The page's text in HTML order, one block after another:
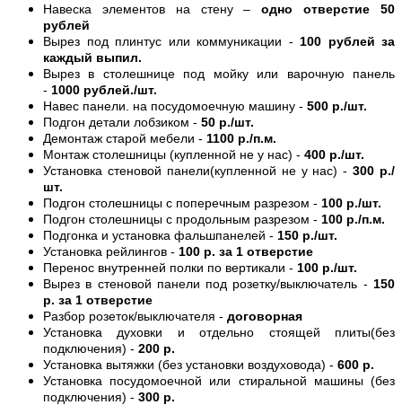
Навеска элементов на стену –одно отверстие 50
рублей
Вырез под плинтус или коммуникации - 100 рублей за
каждый выпил.
Вырез в столешнице под мойку или варочную панель
- 1000 рублей./шт.
Навес панели. на посудомоечную машину - 500 р./шт.
Подгон детали лобзиком - 50 р./шт.
Демонтаж старой мебели - 1100 р./п.м.
Монтаж столешницы (купленной не у нас) - 400 р./шт.
Установка стеновой панели(купленной не у нас) -300 р./
шт.
Подгон столешницы с поперечным разрезом - 100 р./шт.
Подгон столешницы с продольным разрезом - 100 р./п.м.
Подгонка и установка фальшпанелей - 150 р./шт.
Установка рейлингов - 100 р. за 1 отверстие
Перенос внутренней полки по вертикали - 100 р./шт.
Вырез в стеновой панели под розетку/выключатель - 150
р. за 1 отверстие
Разбор розеток/выключателя - договорная
Установка духовки и отдельно стоящей плиты(без
подключения) - 200 р.
Установка вытяжки (без установки воздуховода) - 600 р.
Установка посудомоечной или стиральной машины (без
подключения) - 300 р.